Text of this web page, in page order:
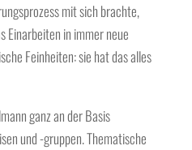
mit sich brachte,
Einarbeiten in immer neue
Feinheiten: sie hat das alles
ganz an der Basis
und -gruppen. Thematische